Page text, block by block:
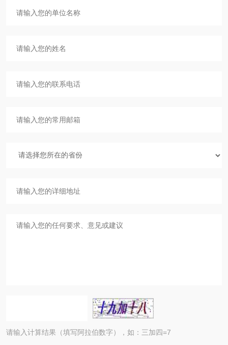
请输入计算结果（填写阿拉伯数字），如：三加四=7